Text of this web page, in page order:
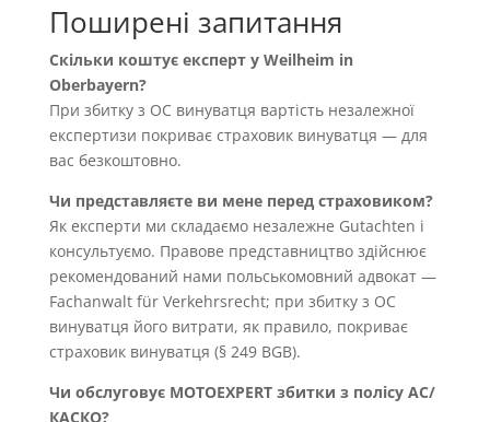
Поширені запитання
Скільки коштує експерт у Weilheim in
Oberbayern?
При збитку з OC винуватця вартість незалежної
експертизи покриває страховик винуватця — для
вас безкоштовно.
Чи представляєте ви мене перед страховиком?
Як експерти ми складаємо незалежне Gutachten і
консультуємо. Правове представництво здійснює
рекомендований нами польськомовний адвокат —
Fachanwalt für Verkehrsrecht; при збитку з OC
винуватця його витрати, як правило, покриває
страховик винуватця (§ 249 BGB).
Чи обслуговує MOTOEXPERT збитки з полісу AC/
КАСКО?